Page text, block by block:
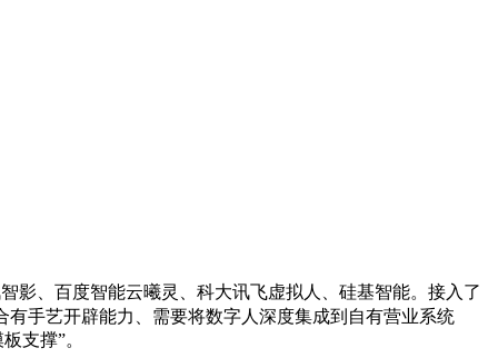
影、百度智能云曦灵、科大讯飞虚拟人、硅基智能。接入了
手艺开辟能力、需要将数字人深度集成到自有营业系统
支撑”。